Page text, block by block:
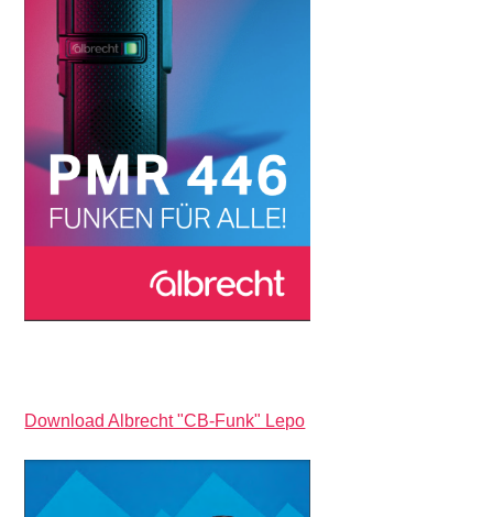
Download Albrecht "CB-Funk" Lepo